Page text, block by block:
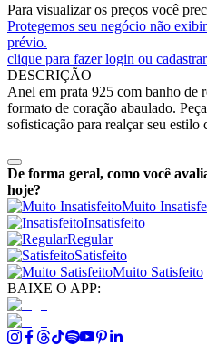
Para visualizar os preços você
Protegemos seu negócio não
prévio.
clique para fazer login ou cadastrar
DESCRIÇÃO
Anel em prata 925 com banho de
formato de coração abaulado.
sofisticação para realçar seu estilo
De forma geral, como você
hoje?
Muito
Insatisfeito
Regular
Satisfeito
Muito Satisfeito
BAIXE O APP: